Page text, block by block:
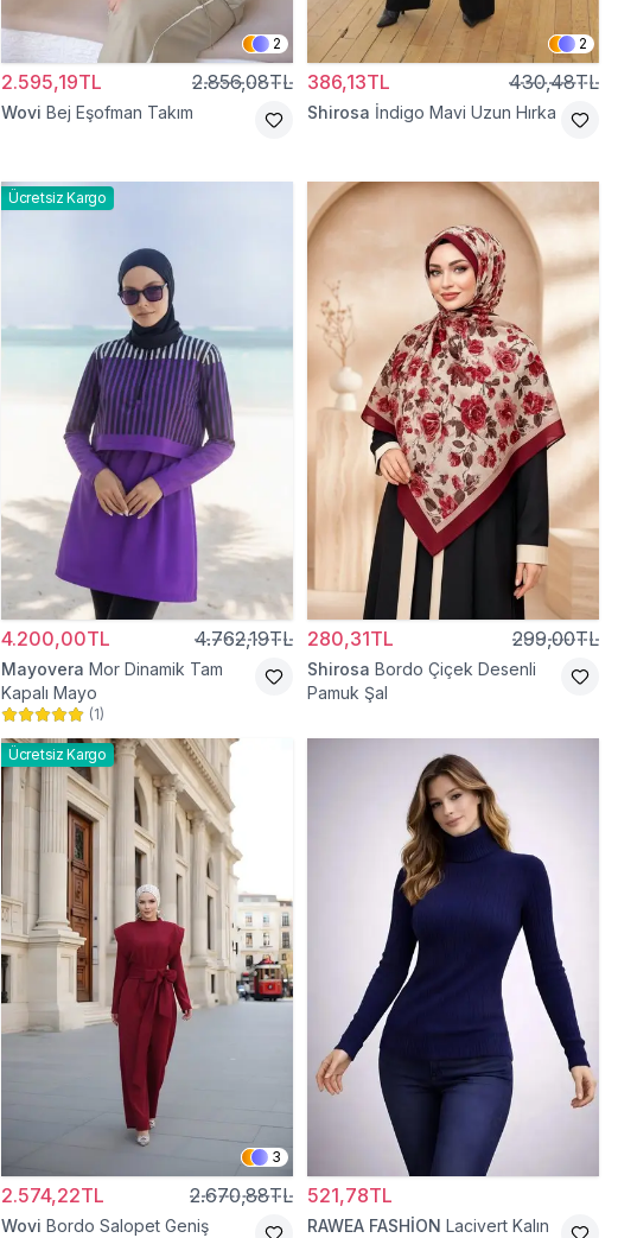
2
2.595,19TL 2.856,08TL
Wovi Bej Eşofman Takım
2
386,13TL 430,48TL
Shirosa İndigo Mavi Uzun Hırka
Ücretsiz Kargo
4.200,00TL 4.762,19TL
Mayovera Mor Dinamik Tam
Kapalı Mayo
(1)
280,31TL 299,00TL
Shirosa Bordo Çiçek Desenli
Pamuk Şal
Ücretsiz Kargo
3
2.574,22TL 2.670,88TL
Wovi Bordo Salopet Geniş
521,78TL
RAWEA FASHİON Lacivert Kalın